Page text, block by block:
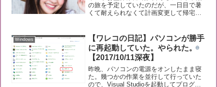
の旅を予定していたのだが、一日目で暑
くて耐えられなくて計画変更して帰宅し
な表題でワテの意見を述べたい。では本
題に入ろう。人類は滅亡...
Windows
【ワレコの日記】パソコンが勝手
に再起動していた。やられた。
【2017/10/11深夜】
昨晩、パソコンの電源をオンしたまま寝
た。幾つかの作業を並行して行っていた
ので、Visual Studioを起動してプログラ